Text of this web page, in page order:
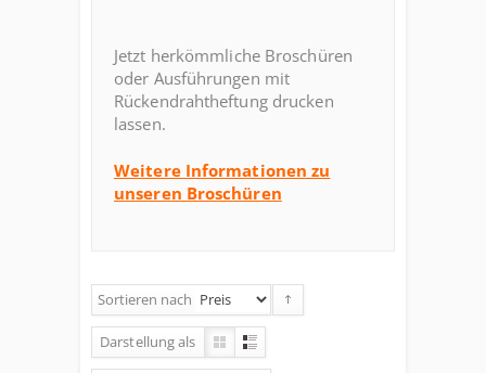
Jetzt herkömmliche Broschüren
oder Ausführungen mit
Rückendrahtheftung drucken
lassen.
Weitere Informationen zu
unseren Broschüren
Sortieren nach
Darstellung als